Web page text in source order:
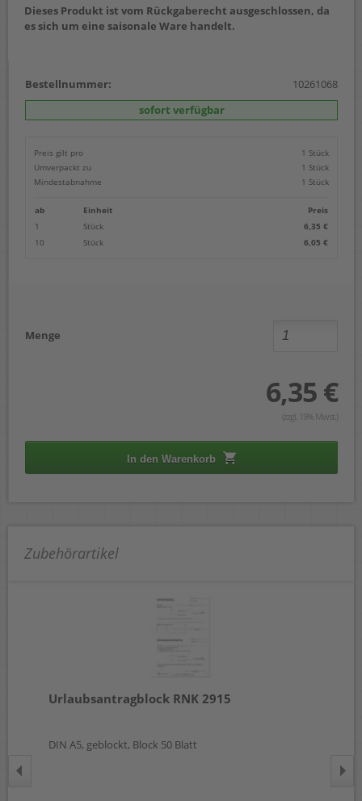
Dieses Produkt ist vom Rückgaberecht ausgeschlossen, da
es sich um eine saisonale Ware handelt.
Bestellnummer:
10261068
sofort verfügbar
Preis gilt pro
1 Stück
Umverpackt zu
1 Stück
Mindestabnahme
1 Stück
ab Einheit
Preis
1
Stück
6,35 €
10
Stück 6,05 €
Menge
6,35 €
(zzgl. 19% Mwst.)
In den Warenkorb
Zubehörartikel
Urlaubsantragblock RNK 2915
DIN A5, geblockt, Block 50 Blatt